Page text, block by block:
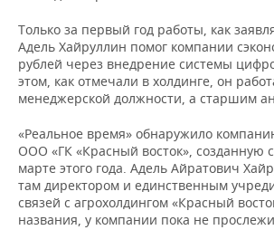
Только за первый год работы, как
Адель Хайруллин помог компании
рублей через внедрение системы
этом, как отмечали в холдинге, он
менеджерской должности, а старшим
«Реальное время» обнаружило
ООО «ГК «Красный восток», созданную
марте этого года. Адель Айратович
там директором и единственным
связей с агрохолдингом «Красный
названия, у компании пока не